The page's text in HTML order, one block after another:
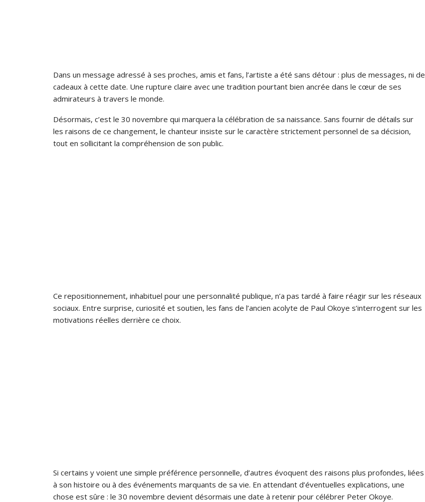
Dans un message adressé à ses proches, amis et fans, l’artiste a été sans détour : plus de messages, ni de
cadeaux à cette date. Une rupture claire avec une tradition pourtant bien ancrée dans le cœur de ses
admirateurs à travers le monde.
Désormais, c’est le 30 novembre qui marquera la célébration de sa naissance. Sans fournir de détails sur
les raisons de ce changement, le chanteur insiste sur le caractère strictement personnel de sa décision,
tout en sollicitant la compréhension de son public.
Ce repositionnement, inhabituel pour une personnalité publique, n’a pas tardé à faire réagir sur les réseaux
sociaux. Entre surprise, curiosité et soutien, les fans de l’ancien acolyte de Paul Okoye s’interrogent sur les
motivations réelles derrière ce choix.
Si certains y voient une simple préférence personnelle, d’autres évoquent des raisons plus profondes, liées
à son histoire ou à des événements marquants de sa vie. En attendant d’éventuelles explications, une
chose est sûre : le 30 novembre devient désormais une date à retenir pour célébrer Peter Okoye.